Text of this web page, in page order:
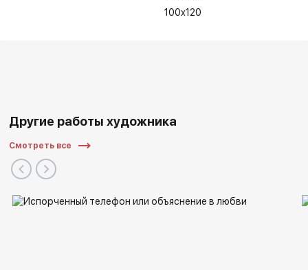
100x120
Выставки:
17 и 18 молодежные выставки - Москва, 1986-87 гг.,
Другие работы художника
Смотреть все